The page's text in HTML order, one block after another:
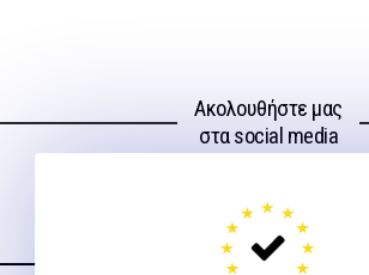
Ακολουθήστε μας
στα social media